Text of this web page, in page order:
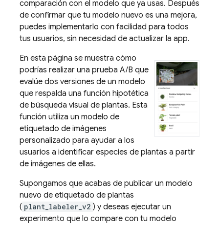
comparación con el modelo que ya usas. Después
de confirmar que tu modelo nuevo es una mejora,
puedes implementarlo con facilidad para todos
tus usuarios, sin necesidad de actualizar la app.
En esta página se muestra cómo
podrías realizar una prueba A/B que
evalúe dos versiones de un modelo
que respalda una función hipotética
de búsqueda visual de plantas. Esta
función utiliza un modelo de
etiquetado de imágenes
personalizado para ayudar a los
usuarios a identificar especies de plantas a partir
de imágenes de ellas.
Supongamos que acabas de publicar un modelo
nuevo de etiquetado de plantas
( plant_labeler_v2 ) y deseas ejecutar un
experimento que lo compare con tu modelo